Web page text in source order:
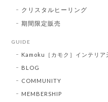
クリスタルヒーリング
期間限定販売
GUIDE
Kamoku［カモク］インテリア
BLOG
COMMUNITY
MEMBERSHIP